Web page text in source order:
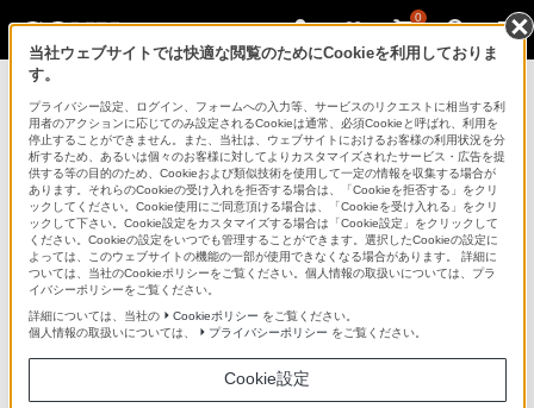
0
ラインアップ
データストレージ
DRX-530UL
DVD+R 8倍速、CD-R 40倍速の高速書き込みに対応。パソコンに応
じて接続が選べるi.LINKとUSBの2つのインターフェースを搭載し
た、外付け型DVD/CDリライタブルドライブ「DRX-530UL」
外付け型DVD/CDリライタブルドライブ
当社ウェブサイトでは快適な閲覧のためにCookieを利用しておりま
す。
プライバシー設定、ログイン、フォームへの入力等、サービスのリクエストに相当する利
用者のアクションに応じてのみ設定されるCookieは通常、必須Cookieと呼ばれ、利用を
停止することができません。また、当社は、ウェブサイトにおけるお客様の利用状況を分
析するため、あるいは個々のお客様に対してよりカスタマイズされたサービス・広告を提
供する等の目的のため、Cookieおよび類似技術を使用して一定の情報を収集する場合が
あります。それらのCookieの受け入れを拒否する場合は、「Cookieを拒否する」をクリ
ックしてください。Cookie使用にご同意頂ける場合は、「Cookieを受け入れる」をクリ
ックして下さい。Cookie設定をカスタマイズする場合は「Cookie設定」をクリックして
ください。Cookieの設定をいつでも管理することができます。選択したCookieの設定に
よっては、このウェブサイトの機能の一部が使用できなくなる場合があります。 詳細に
ついては、当社のCookieポリシーをご覧ください。個人情報の取扱いについては、プラ
イバシーポリシーをご覧ください。
詳細については、当社の
Cookieポリシー をご覧ください。
個人情報の取扱いについては、
プライバシーポリシー をご覧ください。
Cookie設定